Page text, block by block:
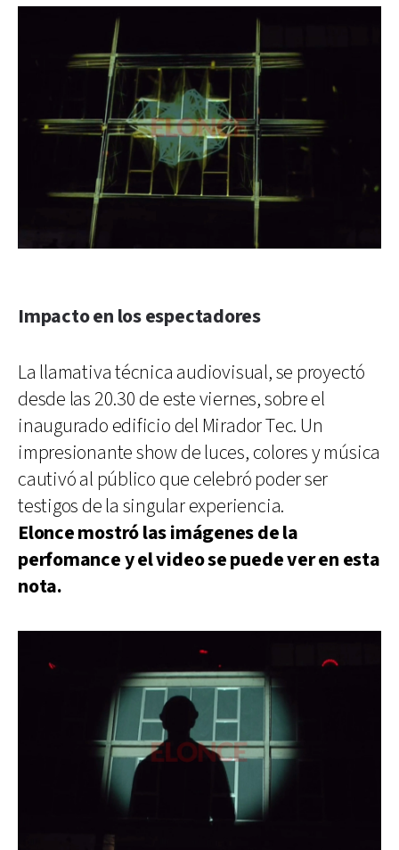
Impacto en los espectadores
La llamativa técnica audiovisual, se proyectó
desde las 20.30 de este viernes, sobre el
inaugurado edificio del Mirador Tec. Un
impresionante show de luces, colores y música
cautivó al público que celebró poder ser
testigos de la singular experiencia.
Elonce mostró las imágenes de la
perfomance y el video se puede ver en esta
nota.